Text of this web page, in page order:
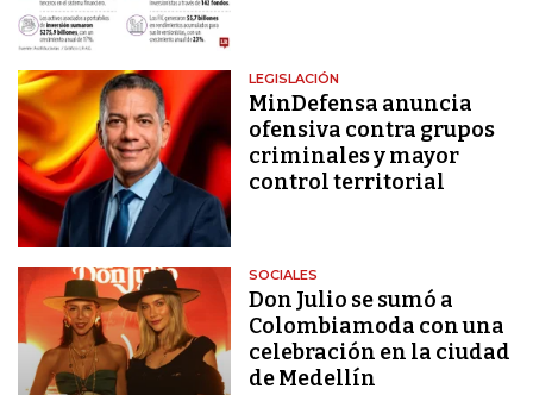
LEGISLACIÓN
MinDefensa anuncia
ofensiva contra grupos
criminales y mayor
control territorial
SOCIALES
Don Julio se sumó a
Colombiamoda con una
celebración en la ciudad
de Medellín